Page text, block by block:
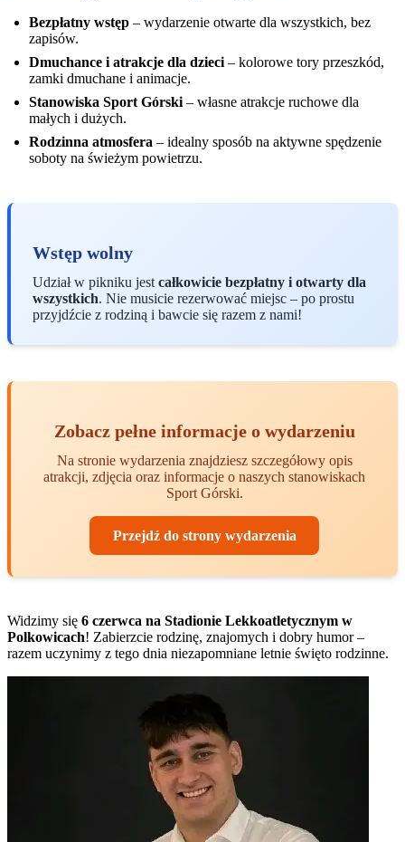
Bezpłatny wstęp – wydarzenie otwarte dla wszystkich, bez
zapisów.
Dmuchance i atrakcje dla dzieci – kolorowe tory przeszkód,
zamki dmuchane i animacje.
Stanowiska Sport Górski – własne atrakcje ruchowe dla
małych i dużych.
Rodzinna atmosfera – idealny sposób na aktywne spędzenie
soboty na świeżym powietrzu.
Wstęp wolny
Udział w pikniku jest całkowicie bezpłatny i otwarty dla
wszystkich. Nie musicie rezerwować miejsc – po prostu
przyjdźcie z rodziną i bawcie się razem z nami!
Zobacz pełne informacje o wydarzeniu
Na stronie wydarzenia znajdziesz szczegółowy opis
atrakcji, zdjęcia oraz informacje o naszych stanowiskach
Sport Górski.
Przejdź do strony wydarzenia
Widzimy się 6 czerwca na Stadionie Lekkoatletycznym w
Polkowicach! Zabierzcie rodzinę, znajomych i dobry humor –
razem uczynimy z tego dnia niezapomniane letnie święto rodzinne.